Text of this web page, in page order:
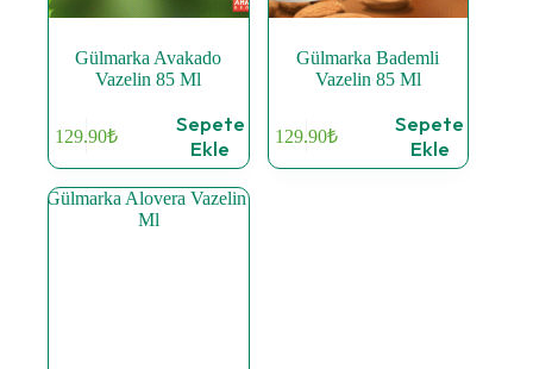
Gülmarka Avakado
Vazelin 85 Ml
129.90₺
Sepete
Ekle
Gülmarka Bademli
Vazelin 85 Ml
129.90₺
Sepete
Ekle